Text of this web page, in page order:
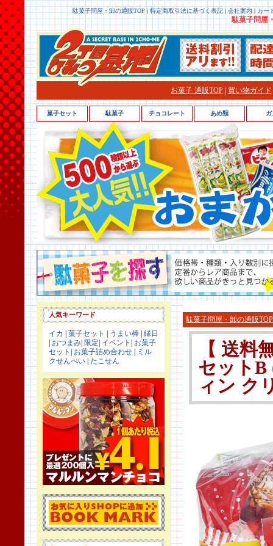
駄菓子問屋・卸の通販TOP | 特定商取引法に基づく表記 | 会社案内 | カー
駄菓子問屋
お菓子 通販TOP 買い物ガイド
人気キーワード
イカ 菓子セット うまい棒 縁日
おつまみ 限定 イベント
お菓子
セット
お菓子詰め合わせ
ミル
クせんべい たこせん
駄菓子問屋・卸の通販TOP
【 送料
セットB
ィン ク